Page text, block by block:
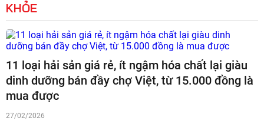
KHỎE
11 loại hải sản giá rẻ, ít ngậm hóa chất lại giàu
dinh dưỡng bán đầy chợ Việt, từ 15.000 đồng là
mua được
27/02/2026